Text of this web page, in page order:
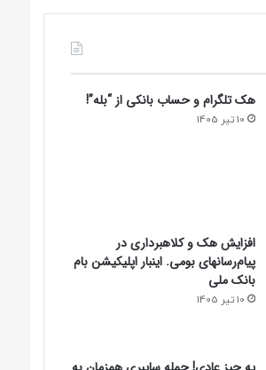
هک تلگرام و حساب بانکی از “بله”!
10 تیر 1405
افزایش هک و کلاهبرداری در
پیام‌رسانهای بومی. اینبار اپلیکیشن بام‌
بانک ملی
10 تیر 1405